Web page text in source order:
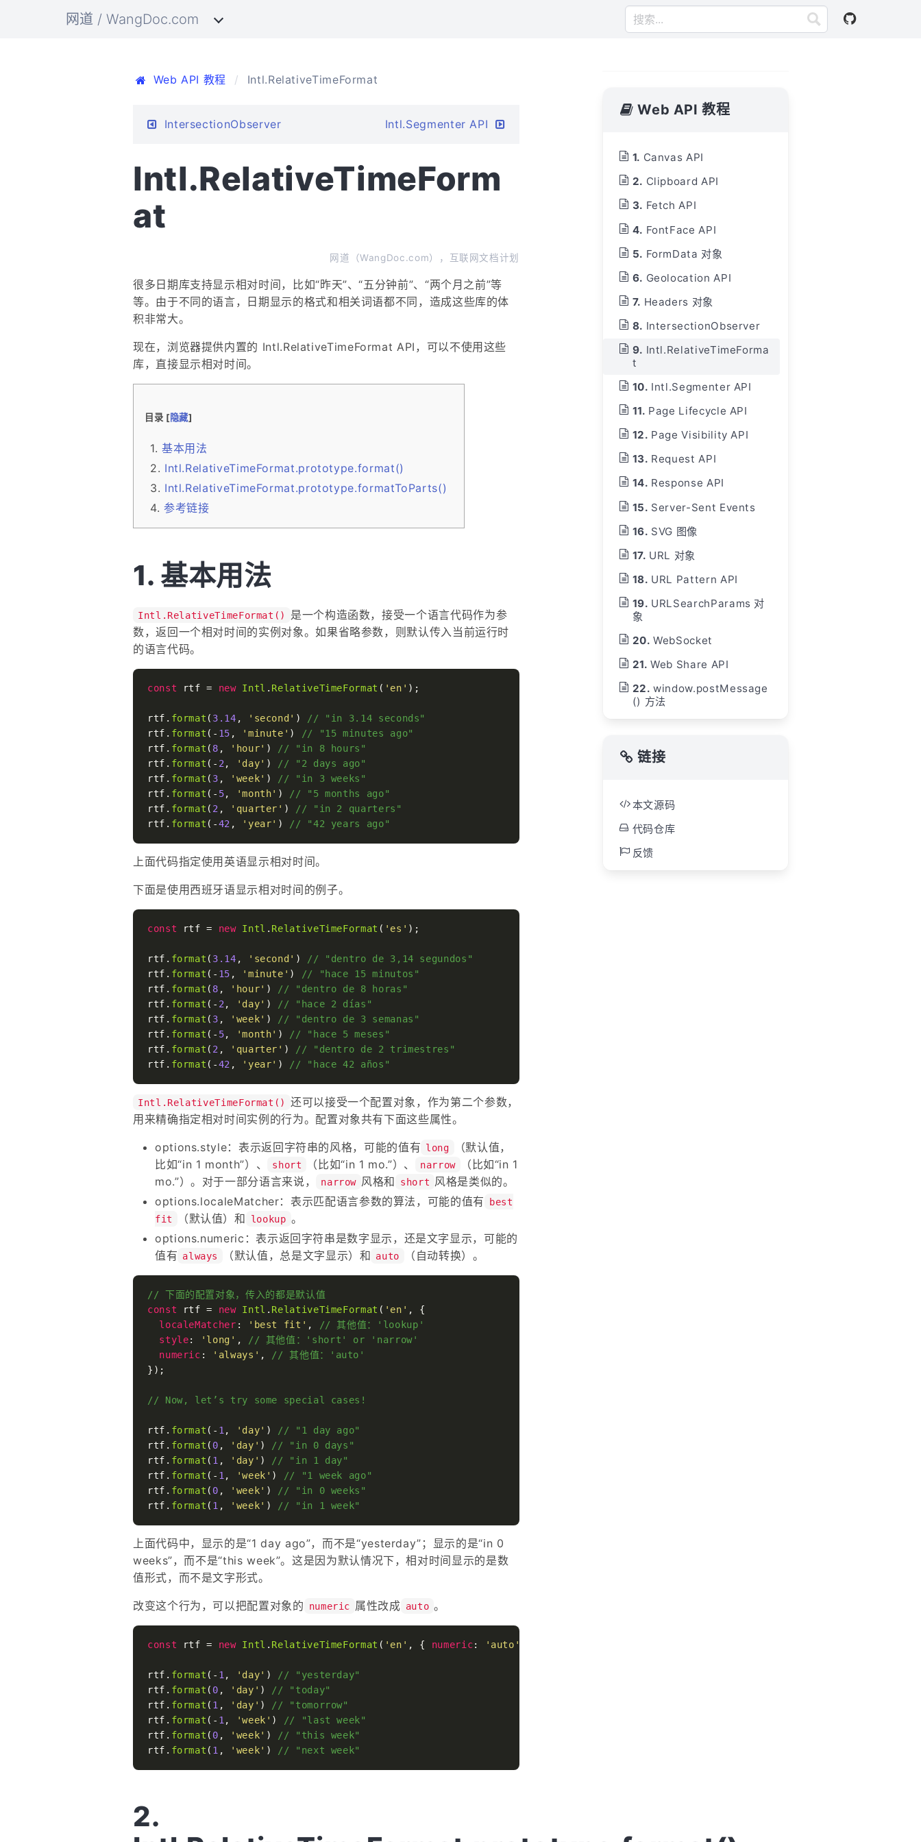
网道 / WangDoc.com
Web API 教程 Intl.RelativeTimeFormat
IntersectionObserver Intl.Segmenter API
Intl.RelativeTimeForm
at
网道（WangDoc.com），互联网文档计划
很多日期库支持显示相对时间，比如“昨天”、“五分钟前”、“两个月之前”等
等。由于不同的语言，日期显示的格式和相关词语都不同，造成这些库的体
积非常大。
现在，浏览器提供内置的 Intl.RelativeTimeFormat API，可以不使用这些
库，直接显示相对时间。
目录 [隐藏]
基本用法
Intl.RelativeTimeFormat.prototype.format()
Intl.RelativeTimeFormat.prototype.formatToParts()
参考链接
基本用法
Intl.RelativeTimeFormat()
是一个构造函数，接受一个语言代码作为参
数，返回一个相对时间的实例对象。如果省略参数，则默认传入当前运行时
的语言代码。
const rtf = new Intl . RelativeTimeFormat ( 'en' );
rtf. format ( 3.14 , 'second' )
// "in 3.14 seconds"
rtf. format (- 15 , 'minute' )
// "15 minutes ago"
rtf. format ( 8 , 'hour' )
// "in 8 hours"
rtf. format (- 2 , 'day' )
// "2 days ago"
rtf. format ( 3 , 'week' )
// "in 3 weeks"
rtf. format (- 5, 'month' )
// "5 months ago"
rtf. format ( 2 , 'quarter' )
// "in 2 quarters"
rtf. format (-42 , 'year' ) // "42 years ago"
上面代码指定使用英语显示相对时间。
下面是使用西班牙语显示相对时间的例子。
const rtf = new Intl . RelativeTimeFormat ( 'es' );
rtf. format ( 3.14 , 'second' )
// "dentro de 3,14 segundos"
rtf. format (- 15 , 'minute' )
// "hace 15 minutos"
rtf. format ( 8 , 'hour' )
// "dentro de 8 horas"
rtf. format (- 2 , 'day' )
// "hace 2 días"
rtf. format ( 3 , 'week' )
// "dentro de 3 semanas"
rtf. format (- 5, 'month' )
// "hace 5 meses"
rtf. format ( 2 , 'quarter' )
// "dentro de 2 trimestres"
rtf. format (-42 , 'year' ) // "hace 42 años"
Intl.RelativeTimeFormat()
还可以接受一个配置对象，作为第二个参数，
用来精确指定相对时间实例的行为。配置对象共有下面这些属性。
options.style：表示返回字符串的风格，可能的值有 long
（默认值，
比如“in 1 month”）、
short （比如“in 1 mo.”）、 narrow
（比如“in 1
mo.”）。对于一部分语言来说，
narrow 风格和 short 风格是类似的。
options.localeMatcher：表示匹配语言参数的算法，可能的值有
best
fit
（默认值）和 lookup 。
options.numeric：表示返回字符串是数字显示，还是文字显示，可能的
值有 always （默认值，总是文字显示）和 auto （自动转换）。
// 下面的配置对象，传入的都是默认值
const rtf = new Intl . RelativeTimeFormat ( 'en' , {
localeMatcher : 'best fit' ,
// 其他值：'lookup'
style: 'long' ,
// 其他值：'short' or 'narrow'
numeric : 'always' , // 其他值：'auto'
});
// Now, let’s try some special cases!
rtf. format (- 1 , 'day' )
// "1 day ago"
rtf. format ( 0 , 'day' ) // "in 0 days"
rtf. format ( 1 , 'day' ) // "in 1 day"
rtf. format (- 1 , 'week' )
// "1 week ago"
rtf. format ( 0 , 'week' )
// "in 0 weeks"
rtf. format ( 1 , 'week' ) // "in 1 week"
上面代码中，显示的是“1 day ago”，而不是“yesterday”；显示的是“in 0
weeks”，而不是“this week”。这是因为默认情况下，相对时间显示的是数
值形式，而不是文字形式。
改变这个行为，可以把配置对象的 numeric 属性改成 auto 。
const rtf = new Intl . RelativeTimeFormat ( 'en' , { numeric: 'auto'
rtf. format (- 1 , 'day' )
// "yesterday"
rtf. format ( 0 , 'day' ) // "today"
rtf. format ( 1 , 'day' ) // "tomorrow"
rtf. format (- 1 , 'week' )
// "last week"
rtf. format ( 0 , 'week' )
// "this week"
rtf. format ( 1 , 'week' ) // "next week"
Web API 教程
Canvas API
Clipboard API
Fetch API
FontFace API
FormData 对象
Geolocation API
Headers 对象
IntersectionObserver
Intl.RelativeTimeForma
t
Intl.Segmenter API
Page Lifecycle API
Page Visibility API
Request API
Response API
Server-Sent Events
SVG 图像
URL 对象
URL Pattern API
URLSearchParams 对
象
WebSocket
Web Share API
window.postMessage
() 方法
链接
本文源码
代码仓库
反馈